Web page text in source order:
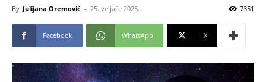
By Julijana Oremović - 25. veljače 2026. 7351
Facebook WhatsApp X